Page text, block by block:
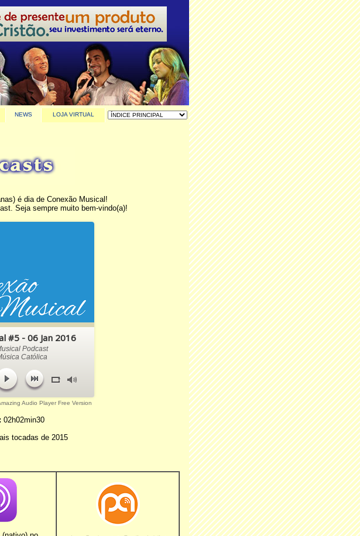
NEWS LOJA VIRTUAL
é dia de Conexão Musical!
Seja sempre muito bem-vindo(a)!
#5 - 06 Jan 2016
Podcast
Católica
Audio Player Free Version
02h02min30
tocadas de 2015